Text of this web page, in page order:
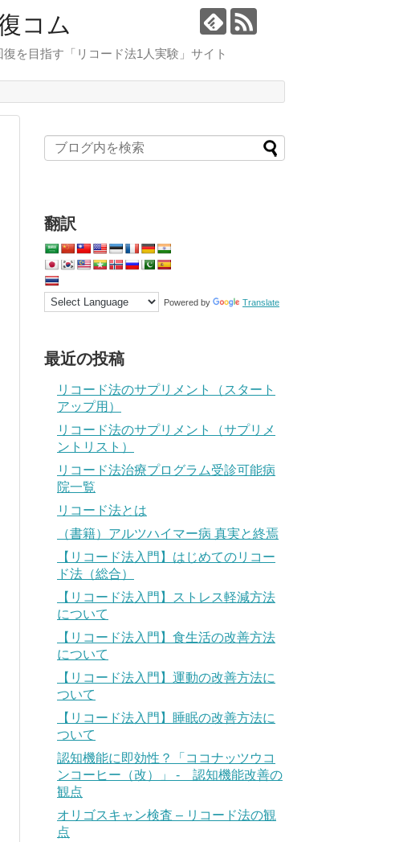
コム
を目指す「リコード法1人実験」サイト
翻訳
Powered by Translate
最近の投稿
リコード法のサプリメント（スタート
アップ用）
リコード法のサプリメント（サプリメ
ントリスト）
リコード法治療プログラム受診可能病
院一覧
リコード法とは
（書籍）アルツハイマー病 真実と終焉
【リコード法入門】はじめてのリコー
ド法（総合）
【リコード法入門】ストレス軽減方法
について
【リコード法入門】食生活の改善方法
について
【リコード法入門】運動の改善方法に
ついて
【リコード法入門】睡眠の改善方法に
ついて
認知機能に即効性？「ココナッツウコ
ンコーヒー（改）」 - 認知機能改善の
観点
オリゴスキャン検査 – リコード法の観
点